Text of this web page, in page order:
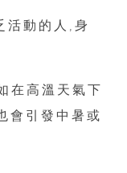
動的人,身
在高溫天氣下
會引發中暑或